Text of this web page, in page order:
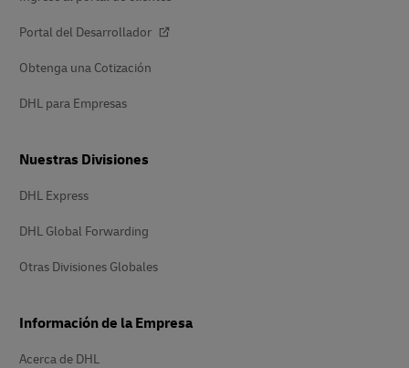
Portal del Desarrollador
Obtenga una Cotización
DHL para Empresas
Nuestras Divisiones
DHL Express
DHL Global Forwarding
Otras Divisiones Globales
Información de la Empresa
Acerca de DHL